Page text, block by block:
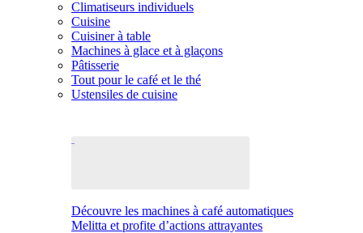
Climatiseurs individuels
Cuisine
Cuisiner à table
Machines à glace et à glaçons
Pâtisserie
Tout pour le café et le thé
Ustensiles de cuisine
Découvre les machines à café automatiques
Melitta et profite d’actions attrayantes